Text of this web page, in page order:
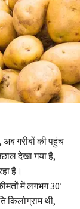
गरीबों की पहुंच
देखा गया है,
है।
में लगभग 30′
किलोग्राम थी,